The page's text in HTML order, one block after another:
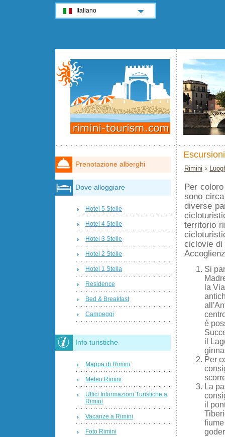
Rimini ›
Per
sono
diverse
territorio
ciclovie di
Si
la
è
il
Per
La
il
Prenotazione alberghi
Dove alloggiare
Hotel 5 Stelle
Hotel 4 Stelle
Hotel 3 Stelle
Hotel 2 Stelle
Hotel 1 Stella
Residence
Bed & Breakfast
Campeggi
Info turistiche
Mappa di Rimini
Meteo Rimini
Uffici Informazioni Turistiche a
Rimini
Vacanze a Rimini
Foto Rimini
Italiano